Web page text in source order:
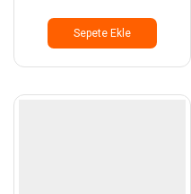
Sepete Ekle